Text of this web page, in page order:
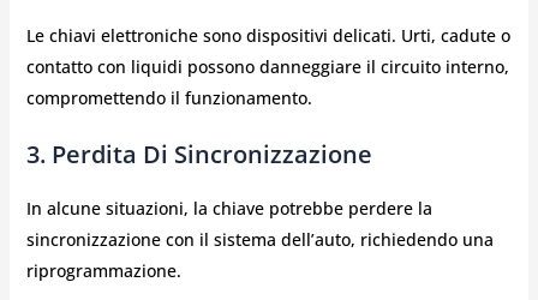
Le chiavi elettroniche sono dispositivi delicati. Urti, cadute o
contatto con liquidi possono danneggiare il circuito interno,
compromettendo il funzionamento.
3. Perdita Di Sincronizzazione
In alcune situazioni, la chiave potrebbe perdere la
sincronizzazione con il sistema dell’auto, richiedendo una
riprogrammazione.